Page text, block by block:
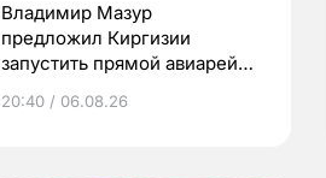
Владимир Мазур
предложил Киргизии
запустить прямой авиарейс
20:40 / 06.08.26